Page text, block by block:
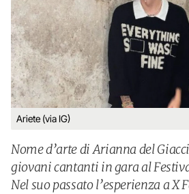
Ariete (via IG)
Nome d’arte di Arianna del
giovani cantanti in gara al
Nel suo passato l’esperienza a X